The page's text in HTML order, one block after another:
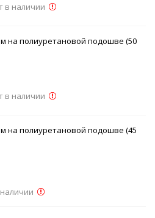
в наличии
на полиуретановой подошве (50
в наличии
на полиуретановой подошве (45